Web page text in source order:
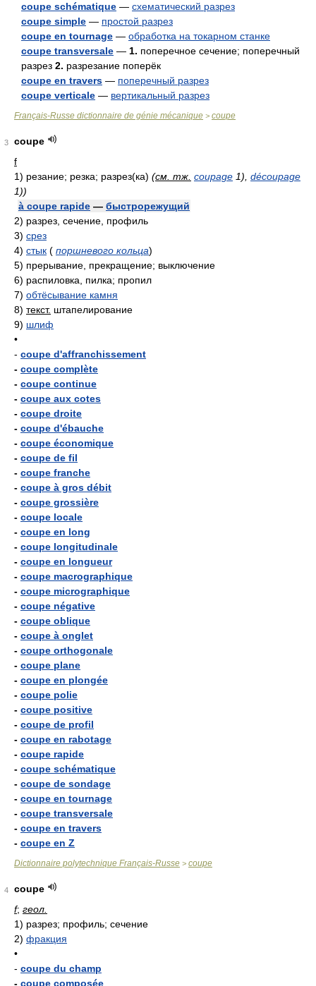
coupe schématique — схематический разрез
coupe simple — простой разрез
coupe en tournage — обработка на токарном станке
coupe transversale — 1. поперечное сечение; поперечный
разрез 2. разрезание поперёк
coupe en travers — поперечный разрез
coupe verticale — вертикальный разрез
Français-Russe dictionnaire de génie mécanique > coupe
3
coupe
f
1) резание; резка; разрез(ка) (см. тж. coupage 1), découpage
1))
à coupe rapide — быстрорежущий
2) разрез, сечение, профиль
3) срез
4) стык ( поршневого кольца)
5) прерывание, прекращение; выключение
6) распиловка, пилка; пропил
7) обтёсывание камня
8) текст. штапелирование
9) шлиф
•
- coupe d'affranchissement
- coupe complète
- coupe continue
- coupe aux cotes
- coupe droite
- coupe d'ébauche
- coupe économique
- coupe de fil
- coupe franche
- coupe à gros débit
- coupe grossière
- coupe locale
- coupe en long
- coupe longitudinale
- coupe en longueur
- coupe macrographique
- coupe micrographique
- coupe négative
- coupe oblique
- coupe à onglet
- coupe orthogonale
- coupe plane
- coupe en plongée
- coupe polie
- coupe positive
- coupe de profil
- coupe en rabotage
- coupe rapide
- coupe schématique
- coupe de sondage
- coupe en tournage
- coupe transversale
- coupe en travers
- coupe en Z
Dictionnaire polytechnique Français-Russe > coupe
4
coupe
f; геол.
1) разрез; профиль; сечение
2) фракция
•
- coupe du champ
- coupe composée